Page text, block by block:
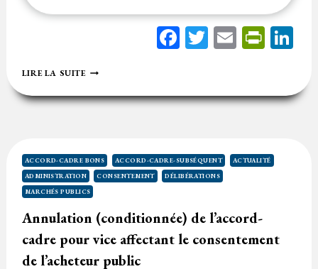
Facebook
Twitter
Email
LIRE LA SUITERÉDUCTION
43
%
L’OFFRE
DANS
LE
CADRE
D’UNE
NÉGOCIATION
:
SUBSTANTIELLE
ACCORD-CADRE BONS ACCORD-CADRE-SUBSÉQUENT
ACTUALITÉ
ADMINISTRATION
CONSENTEMENT
DÉLIBÉRATIONS
MARCHÉS PUBLICS
Annulation (conditionnée) de l’accord-
cadre pour vice affectant le consentement
de l’acheteur public